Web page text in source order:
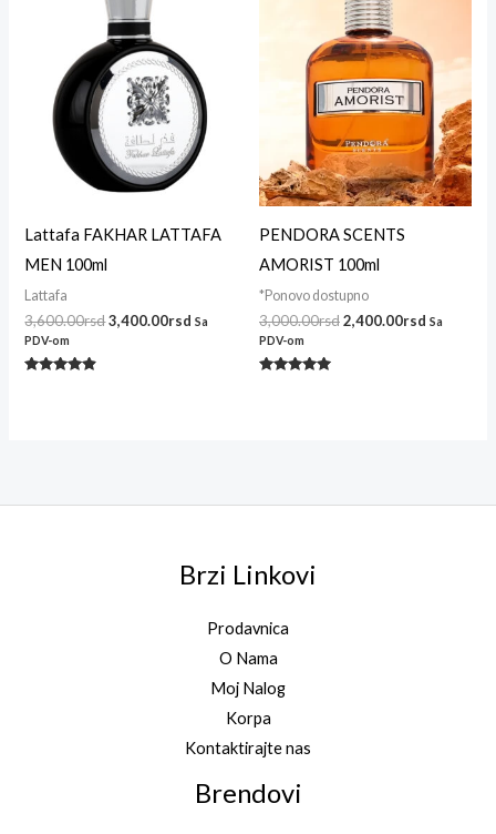
Lattafa FAKHAR LATTAFA
MEN 100ml
Lattafa
3,600.00rsd
3,600.00rsd.
3,400.00rsd Sa
PDV-om
PENDORA SCENTS
AMORIST 100ml
*Ponovo dostupno
3,000.00rsd
3,000.00rsd.
2,400.00rsd Sa
PDV-om
Brzi Linkovi
Prodavnica
O Nama
Moj Nalog
Korpa
Kontaktirajte nas
Brendovi